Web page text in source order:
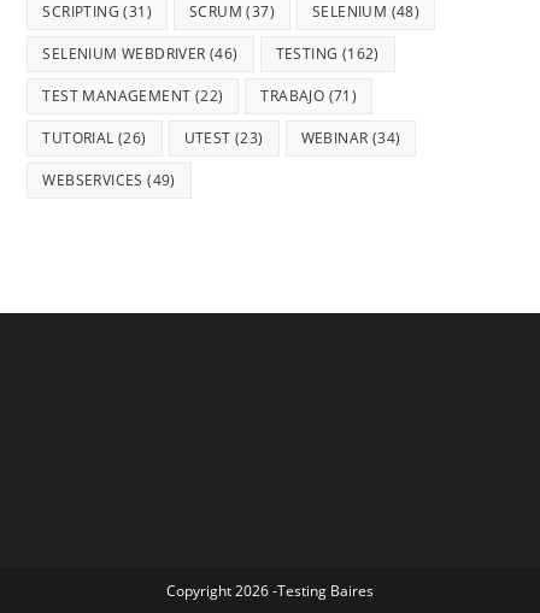
SCRIPTING (31) SCRUM (37) SELENIUM (48)
SELENIUM WEBDRIVER (46) TESTING (162)
TEST MANAGEMENT (22) TRABAJO (71)
TUTORIAL (26) UTEST (23) WEBINAR (34)
WEBSERVICES (49)
Copyright 2026 -Testing Baires